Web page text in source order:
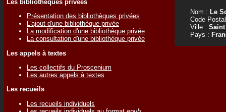
Les bibliothèques privées
Présentation des bibliothèques privées
L'ajout d'une bibliothèque privée
La modification d'une bibliothèque privée
La consultation d'une bibliothèque privée
Les appels à textes
Les collectifs du Proscenium
Les autres appels à textes
Les recueils
Les recueils individuels
Nom : Le
Code
Ville :
Pays :